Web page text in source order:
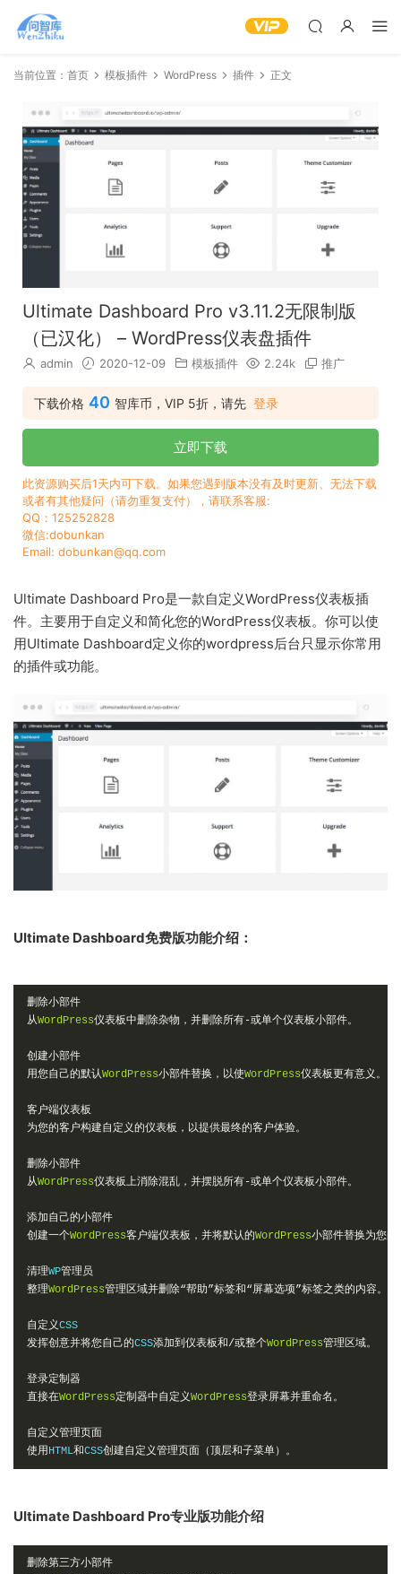
当前位置： 首页 模板插件 WordPress 插件 正文
Ultimate Dashboard Pro v3.11.2无限制版
（已汉化） – WordPress仪表盘插件
admin 2020-12-09 模板插件 2.24k 推广
下载价格 40 智库币，VIP 5折，请先 登录
立即下载
此资源购买后1天内可下载。如果您遇到版本没有及时更新、无法下载
或者有其他疑问（请勿重复支付），请联系客服:
QQ：125252828
微信:dobunkan
Email: dobunkan@qq.com
Ultimate Dashboard Pro是一款自定义WordPress仪表板插
件。主要用于自定义和简化您的WordPress仪表板。你可以使
用Ultimate Dashboard定义你的wordpress后台只显示你常用
的插件或功能。
Ultimate Dashboard免费版功能介绍：
删除小部件
从WordPress仪表板中删除杂物，并删除所有-或单个仪表板小部件。
创建小部件
用您自己的默认WordPress小部件替换，以使WordPress仪表板更有意义。
客户端仪表板
为您的客户构建自定义的仪表板，以提供最终的客户体验。
删除小部件
从WordPress仪表板上消除混乱，并摆脱所有-或单个仪表板小部件。
添加自己的小部件
创建一个WordPress客户端仪表板，并将默认的WordPress小部件替换为您的
清理WP管理员
整理WordPress管理区域并删除“帮助”标签和“屏幕选项”标签之类的内容。
自定义
发挥创意并将您自己的CSS添加到仪表板和/或整个WordPress管理区域。
登录定制器
直接在WordPress定制器中自定义WordPress登录屏幕并重命名。
自定义管理页面
使用HTML和CSS创建自定义管理页面（顶层和子菜单）。
Ultimate Dashboard Pro专业版功能介绍
删除第三方小部件